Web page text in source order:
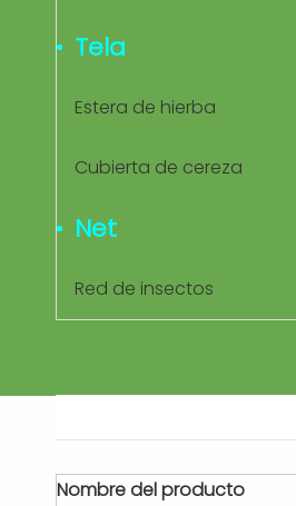
Tela
Estera de hierba
Cubierta de cereza
Net
Red de insectos
Nombre del producto